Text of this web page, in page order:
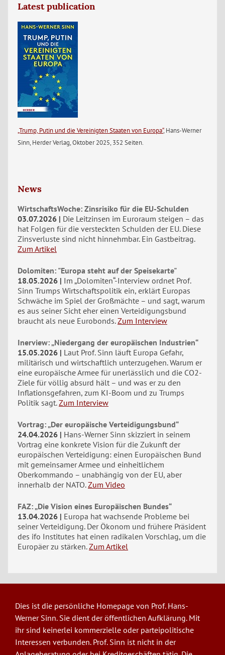
Latest publication
„Trump, Putin und die Vereinigten Staaten von Europa“, Hans-Werner
Sinn, Herder Verlag, Oktober 2025, 352 Seiten.
News
WirtschaftsWoche: Zinsrisiko für die EU-Schulden
03.07.2026
Die Leitzinsen im Euroraum steigen – das
hat Folgen für die versteckten Schulden der EU. Diese
Zinsverluste sind nicht hinnehmbar. Ein Gastbeitrag.
Zum Artikel
Dolomiten: "Europa steht auf der Speisekarte"
18.05.2026
Im „Dolomiten“-Interview ordnet Prof.
Sinn Trumps Wirtschaftspolitik ein, erklärt Europas
Schwäche im Spiel der Großmächte – und sagt, warum
es aus seiner Sicht eher einen Verteidigungsbund
braucht als neue Eurobonds. Zum Interview
Inerview: „Niedergang der europäischen Industrien“
15.05.2026
Laut Prof. Sinn läuft Europa Gefahr,
militärisch und wirtschaftlich unterzugehen. Warum er
eine europäische Armee für unerlässlich und die CO2-
Ziele für völlig absurd hält – und was er zu den
Inflationsgefahren, zum KI-Boom und zu Trumps
Politik sagt. Zum Interview
Vortrag: „Der europäische Verteidigungsbund“
24.04.2026
Hans-Werner Sinn skizziert in seinem
Vortrag eine konkrete Vision für die Zukunft der
europäischen Verteidigung: einen Europäischen Bund
mit gemeinsamer Armee und einheitlichem
Oberkommando – unabhängig von der EU, aber
innerhalb der NATO. Zum Video
FAZ: „Die Vision eines Europäischen Bundes“
13.04.2026
Europa hat wachsende Probleme bei
seiner Verteidigung. Der Ökonom und frühere Präsident
des ifo Institutes hat einen radikalen Vorschlag, um die
Europäer zu stärken. Zum Artikel
Dies ist die persönliche Homepage von Prof. Hans-
Werner Sinn. Sie dient der öffentlichen Aufklärung. Mit
ihr sind keinerlei kommerzielle oder parteipolitische
Interessen verbunden. Prof. Sinn ist nicht in der